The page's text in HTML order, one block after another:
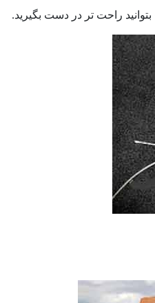
راحت تر در دست بگیرید.